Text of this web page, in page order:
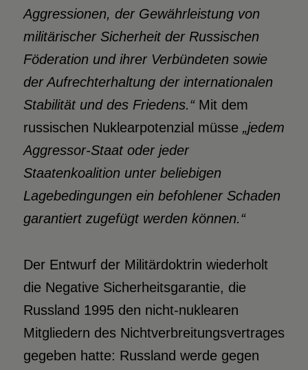
Aggressionen, der Gewährleistung von
militärischer Sicherheit der Russischen
Föderation und ihrer Verbündeten sowie
der Aufrechterhaltung der internationalen
Stabilität und des Friedens.“Mit dem
russischen Nuklearpotenzial müsse „jedem
Aggressor-Staat oder jeder
Staatenkoalition unter beliebigen
Lagebedingungen ein befohlener Schaden
garantiert zugefügt werden können.“
Der Entwurf der Militärdoktrin wiederholt
die Negative Sicherheitsgarantie, die
Russland 1995 den nicht-nuklearen
Mitgliedern des Nichtverbreitungsvertrages
gegeben hatte: Russland werde gegen